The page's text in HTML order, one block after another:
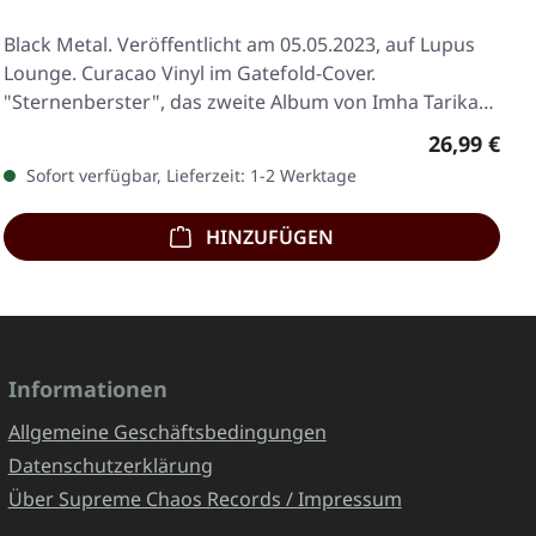
Black Metal. Veröffentlicht am 05.05.2023, auf Lupus
Lounge. Curacao Vinyl im Gatefold-Cover.
"Sternenberster", das zweite Album von Imha Tarikat,
Regulärer
26,99 €
Sofort verfügbar, Lieferzeit: 1-2 Werktage
HINZUFÜGEN
Informationen
Allgemeine Geschäftsbedingungen
Datenschutzerklärung
Über Supreme Chaos Records / Impressum